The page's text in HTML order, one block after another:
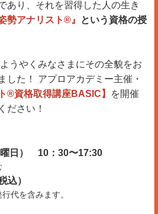
あり、それを習得した人の生き
姿勢アナリスト®︎』
という資格の授
うやくみなさまにその全貌をお
した！ アプロアカデミー主催・
®︎資格取得講座BASIC】
を開催
ださい！
曜日） 10：30〜17:30
込）
代を含みます。